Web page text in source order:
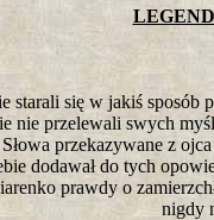
starali się w jakiś sposób
nie przelewali swych
przekazywane z
dodawał do tych
prawdy o
nigdy